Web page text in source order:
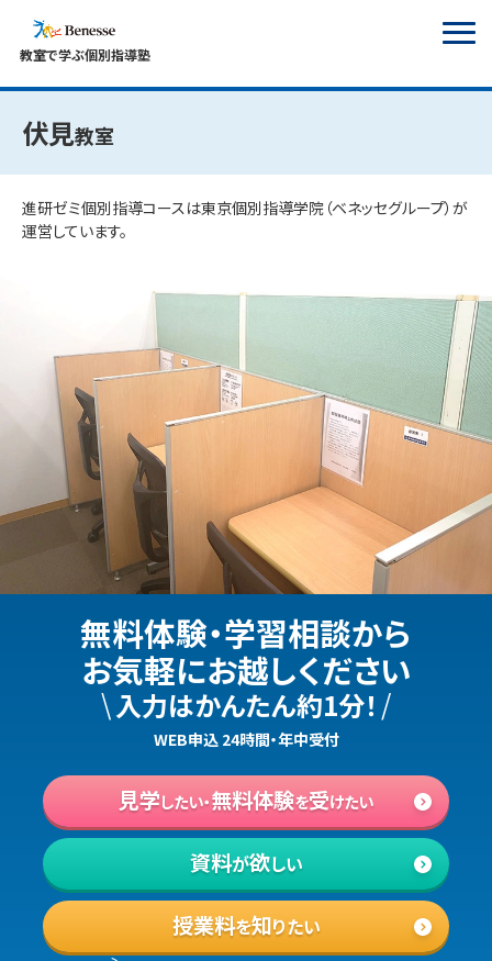
教室で学ぶ個別指導塾
伏見​教室
進研ゼミ個別指導コースは東京個別指導学院（ベネッセグループ）が
運営しています。
無料体験・学習相談から
お気軽にお越しください
\入力はかんたん約1分！ /
WEB申込 24時間・年中受付
見学したい・無料体験を受けたい
資料が欲しい
授業料を知りたい